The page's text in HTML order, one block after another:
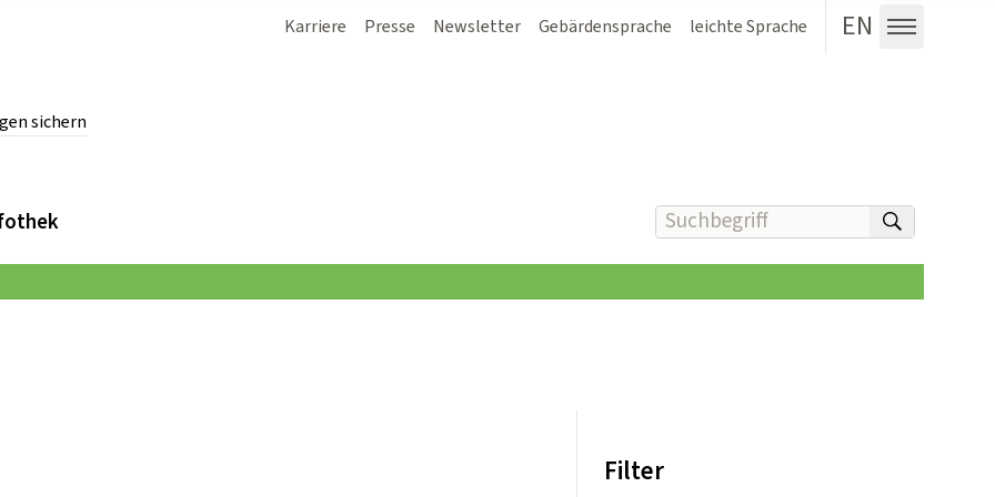
sichern
Karriere Presse Newsletter Gebärdensprache leichte Sprache EN
Menü
Suchbegriff(e) eingeben
Filter